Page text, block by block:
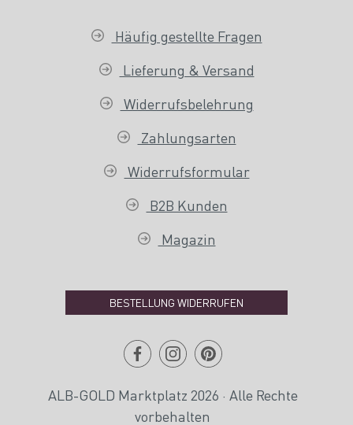
Häufig gestellte Fragen
Lieferung & Versand
Widerrufsbelehrung
Zahlungsarten
Widerrufsformular
B2B Kunden
Magazin
BESTELLUNG WIDERRUFEN
ALB-GOLD Marktplatz 2026 · Alle Rechte
vorbehalten